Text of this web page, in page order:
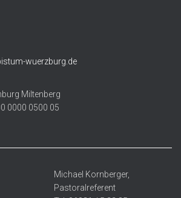
wuerzburg.de
Miltenberg
0000 0500 05
Michael Kornberger,
Pastoralreferent